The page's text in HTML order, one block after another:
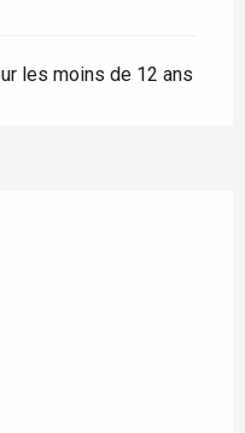
les moins de 12 ans